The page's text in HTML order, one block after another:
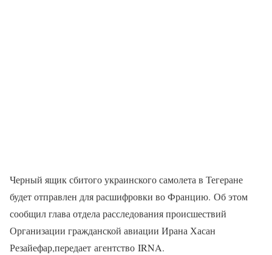
Черный ящик сбитого украинского самолета в Тегеране
будет отправлен для расшифровки во Францию. Об этом
сообщил глава отдела расследования происшествий
Организации гражданской авиации Ирана Хасан
Резайефар,передает агентство IRNA.